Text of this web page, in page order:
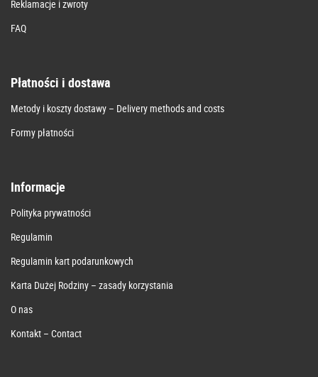
Reklamacje i zwroty
FAQ
Płatności i dostawa
Metody i koszty dostawy – Delivery methods and costs
Formy płatności
Informacje
Polityka prywatności
Regulamin
Regulamin kart podarunkowych
Karta Dużej Rodziny – zasady korzystania
O nas
Kontakt – Contact